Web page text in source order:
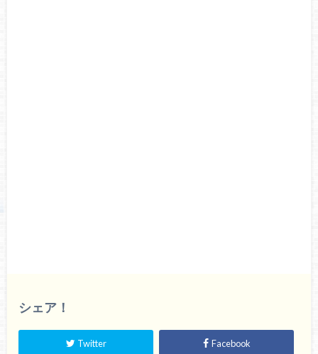
シェア！
Twitter Facebook